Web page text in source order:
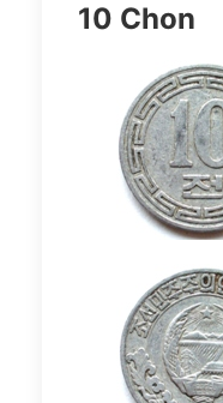
10 Chon